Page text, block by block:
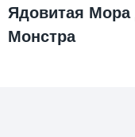
Ядовитая Мора
Монстра